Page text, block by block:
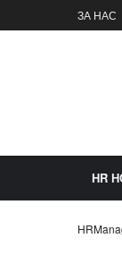
ЗА НАС
HR